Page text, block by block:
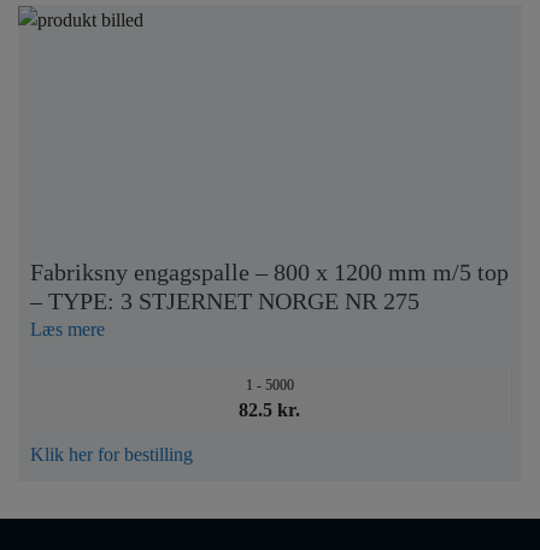
Fabriksny engagspalle – 800 x 1200 mm m/5 top
– TYPE: 3 STJERNET NORGE NR 275
Læs mere
1 - 5000
82.5 kr.
Klik her for bestilling